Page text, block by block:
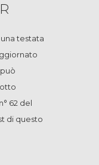
testata
62 del
di questo